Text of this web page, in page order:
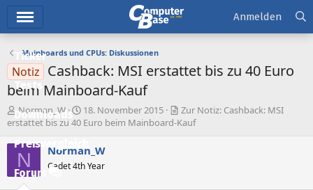
Ticker
Tests
Downloads
Preisvergleich
Forum
Anmelden
Mainboards und CPUs: Diskussionen
Notiz Cashback: MSI erstattet bis zu 40 Euro
beim Mainboard-Kauf
E
r
t
e
l
Norman_W
E
r
t
l
18. November 2015
Zur Notiz: Cashback: MSI
erstattet bis zu 40 Euro beim Mainboard-Kauf
N Norman_W
Cadet 4th Year